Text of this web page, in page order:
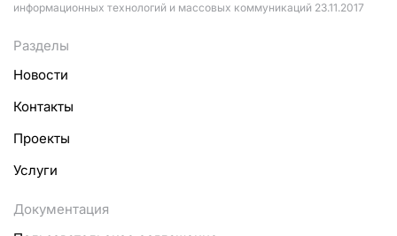
информационных технологий и массовых коммуникаций 23.11.2017
Разделы
Новости
Контакты
Проекты
Услуги
Документация